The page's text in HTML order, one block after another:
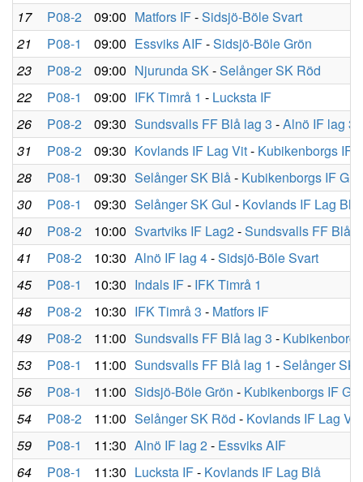
17
P08-2 09:00 Matfors IF-Sidsjö-Böle Svart
21
P08-1 09:00 Essviks AIF-Sidsjö-Böle Grön
23
P08-2 09:00 Njurunda SK-Selånger SK Röd
22
P08-1 09:00 IFK Timrå 1 - Lucksta IF
26
P08-2 09:30 Sundsvalls FF Blå lag 3 -Alnö IF lag 3
31
P08-2 09:30 Kovlands IF Lag Vit- Kubikenborgs IF
28
P08-1 09:30 Selånger SK Blå- Kubikenborgs IF Gul
30
P08-1 09:30 Selånger SK Gul - Kovlands IF Lag Blå
40
P08-2 10:00 Svartviks IF Lag2-Sundsvalls FF Blå
41
P08-2 10:30 Alnö IF lag 4-Sidsjö-Böle Svart
45
P08-1 10:30 Indals IF- IFK Timrå 1
48
P08-2 10:30 IFK Timrå 3 - Matfors IF
49
P08-2 11:00 Sundsvalls FF Blå lag 3 -
53
P08-1 11:00 Sundsvalls FF Blå lag 1 -Selånger SK
56
P08-1 11:00 Sidsjö-Böle Grön - Kubikenborgs IF Gul
54
P08-2 11:00 Selånger SK Röd - Kovlands IF Lag Vit
59
P08-1 11:30 Alnö IF lag 2- Essviks AIF
64
P08-1 11:30 Lucksta IF- Kovlands IF Lag Blå